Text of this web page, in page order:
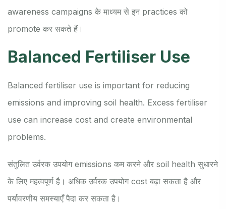
awareness campaigns के माध्यम से इन practices को
promote कर सकते हैं।
Balanced Fertiliser Use
Balanced fertiliser use is important for reducing
emissions and improving soil health. Excess fertiliser
use can increase cost and create environmental
problems.
संतुलित उर्वरक उपयोग emissions कम करने और soil health सुधारने
के लिए महत्वपूर्ण है। अधिक उर्वरक उपयोग cost बढ़ा सकता है और
पर्यावरणीय समस्याएँ पैदा कर सकता है।